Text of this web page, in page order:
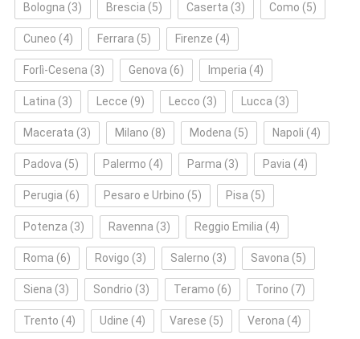
Bologna (3) Brescia (5) Caserta (3) Como (5)
Cuneo (4) Ferrara (5) Firenze (4)
Forlì‑Cesena (3) Genova (6) Imperia (4)
Latina (3) Lecce (9) Lecco (3) Lucca (3)
Macerata (3) Milano (8) Modena (5) Napoli (4)
Padova (5) Palermo (4) Parma (3) Pavia (4)
Perugia (6) Pesaro e Urbino (5) Pisa (5)
Potenza (3) Ravenna (3) Reggio Emilia (4)
Roma (6) Rovigo (3) Salerno (3) Savona (5)
Siena (3) Sondrio (3) Teramo (6) Torino (7)
Trento (4) Udine (4) Varese (5) Verona (4)